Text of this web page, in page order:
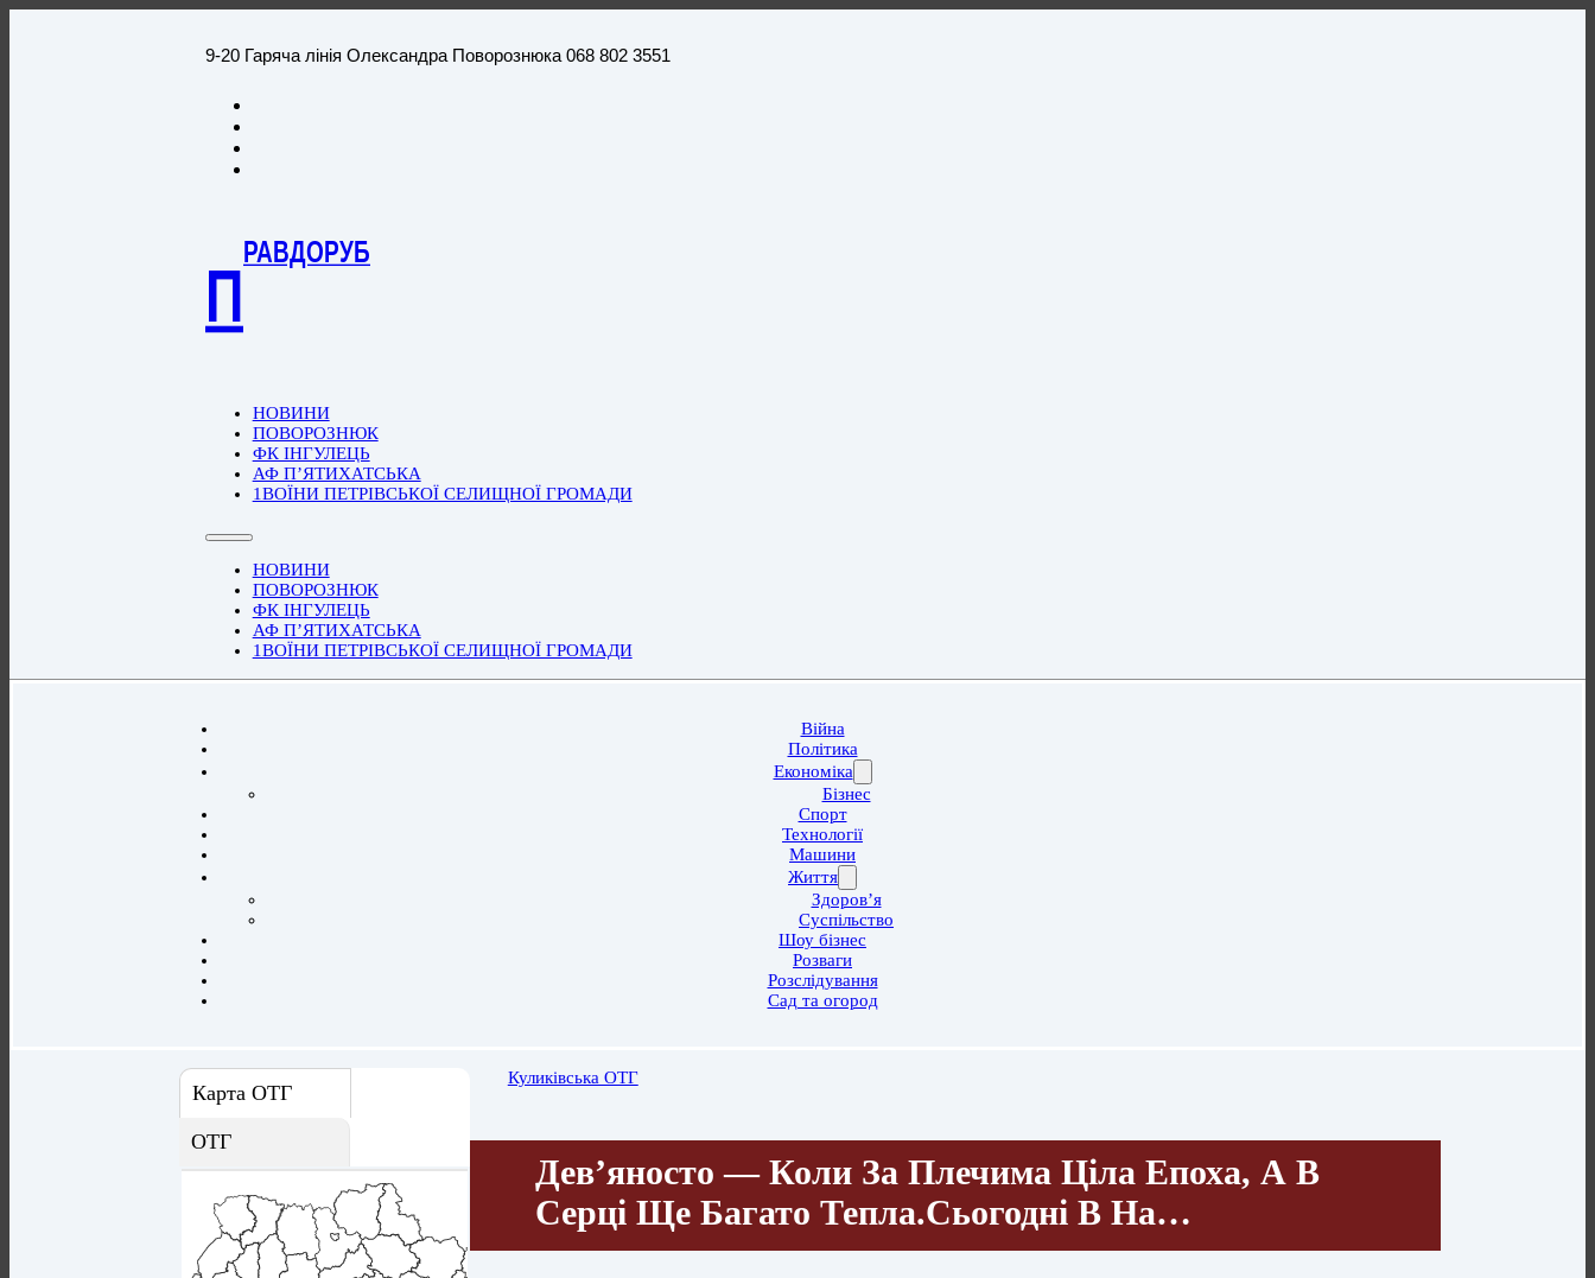
9-20 Гаряча лінія Олександра Поворознюка 068 802 3551
П
РАВДОРУБ
НОВИНИ
ПОВОРОЗНЮК
ФК ІНГУЛЕЦЬ
АФ П’ЯТИХАТСЬКА
1ВОЇНИ ПЕТРІВСЬКОЇ СЕЛИЩНОЇ ГРОМАДИ
НОВИНИ
ПОВОРОЗНЮК
ФК ІНГУЛЕЦЬ
АФ П’ЯТИХАТСЬКА
1ВОЇНИ ПЕТРІВСЬКОЇ СЕЛИЩНОЇ ГРОМАДИ
Війна
Політика
Економіка
Бізнес
Спорт
Технології
Машини
Життя
Здоров’я
Суспільство
Шоу бізнес
Розваги
Розслідування
Сад та огород
Карта ОТГ
ОТГ
Куликівська ОТГ
Дев’яносто — Коли За Плечима Ціла Епоха, А В
Серці Ще Багато Тепла.Сьогодні В На…